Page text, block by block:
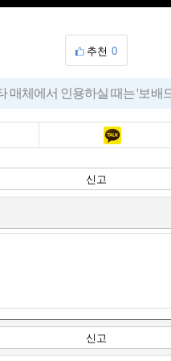
추천 0
매체에서 인용하실 때는 '보배
카톡
신고
신고